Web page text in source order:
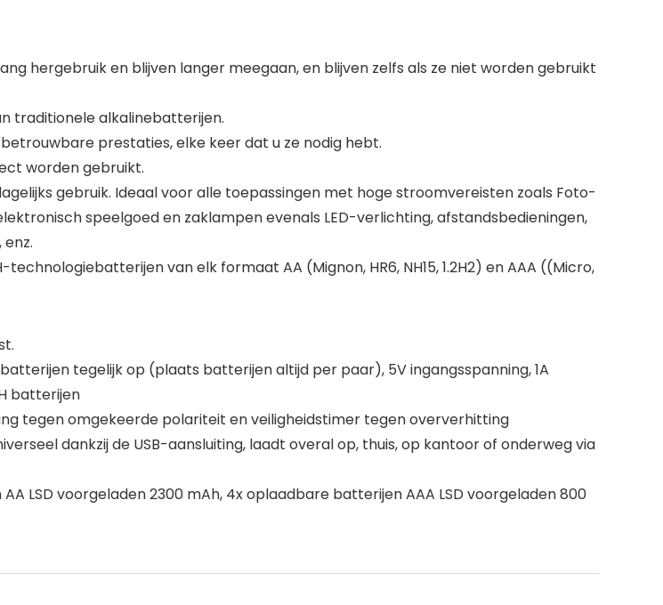
hergebruik en blijven langer meegaan, en blijven zelfs als ze niet worden gebruikt
traditionele alkalinebatterijen.
prestaties, elke keer dat u ze nodig hebt.
worden gebruikt.
gebruik. Ideaal voor alle toepassingen met hoge stroomvereisten zoals Foto-
speelgoed en zaklampen evenals LED-verlichting, afstandsbedieningen,
van elk formaat AA (Mignon, HR6, NH15, 1.2H2) en AAA ((Micro,
tegelijk op (plaats batterijen altijd per paar), 5V ingangsspanning, 1A
batterijen
tegen omgekeerde polariteit en veiligheidstimer tegen oververhitting
dankzij de USB-aansluiting, laadt overal op, thuis, op kantoor of onderweg via
LSD voorgeladen 2300 mAh, 4x oplaadbare batterijen AAA LSD voorgeladen 800